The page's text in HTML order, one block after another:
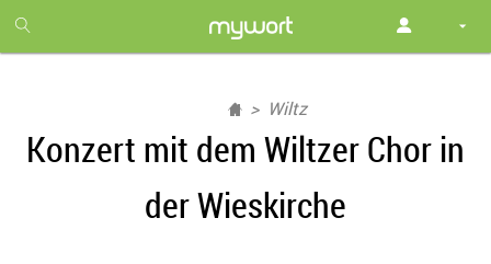
month
free
Wiltz
Konzert mit dem Wiltzer Chor in
der Wieskirche